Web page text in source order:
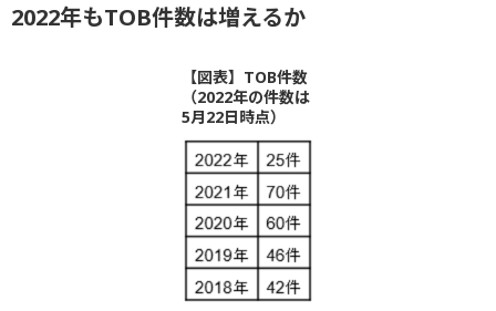
2022年もTOB件数は増えるか
【図表】TOB件数
（2022年の件数は
5月22日時点）